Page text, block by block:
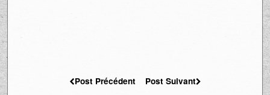
Post Précédent Post Suivant